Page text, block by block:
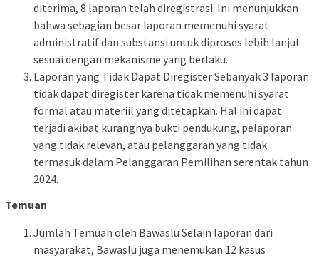
diterima, 8 laporan telah diregistrasi. Ini menunjukkan
bahwa sebagian besar laporan memenuhi syarat
administratif dan substansi untuk diproses lebih lanjut
sesuai dengan mekanisme yang berlaku.
Laporan yang Tidak Dapat Diregister Sebanyak 3 laporan
tidak dapat diregister karena tidak memenuhi syarat
formal atau materiil yang ditetapkan. Hal ini dapat
terjadi akibat kurangnya bukti pendukung, pelaporan
yang tidak relevan, atau pelanggaran yang tidak
termasuk dalam Pelanggaran Pemilihan serentak tahun
2024.
Temuan
Jumlah Temuan oleh Bawaslu Selain laporan dari
masyarakat, Bawaslu juga menemukan 12 kasus